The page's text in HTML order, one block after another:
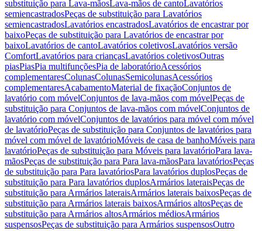
substituição para Lava-mãosLava-mãos de cantoLavatórios
semiencastradosPeças de substituição para Lavatórios
semiencastradosLavatórios encastradosLavatórios de encastrar por
baixoPeças de substituição para Lavatórios de encastrar por
baixoLavatórios de cantoLavatórios coletivosLavatórios versão
ComfortLavatórios para criançasLavatórios coletivosOutras
piasPiasPia multifunçõesPia de laboratórioAcessórios
complementaresColunasColunasSemicolunasAcessórios
complementaresAcabamentoMaterial de fixaçãoConjuntos de
lavatório com móvelConjuntos de lava-mãos com móvelPeças de
substituição para Conjuntos de lava-mãos com móvelConjuntos de
lavatório com móvelConjuntos de lavatórios para móvel com móvel
de lavatórioPeças de substituição para Conjuntos de lavatórios para
móvel com móvel de lavatórioMóveis de casa de banhoMóveis para
lavatórioPeças de substituição para Móveis para lavatórioPara lava-
mãosPeças de substituição para Para lava-mãosPara lavatóriosPeças
de substituição para Para lavatóriosPara lavatórios duplosPeças de
substituição para Para lavatórios duplosArmários lateraisPeças de
substituição para Armários lateraisArmários laterais baixosPeças de
substituição para Armários laterais baixosArmários altosPeças de
substituição para Armários altosArmários médiosArmários
suspensosPeças de substituição para Armários suspensosOutro